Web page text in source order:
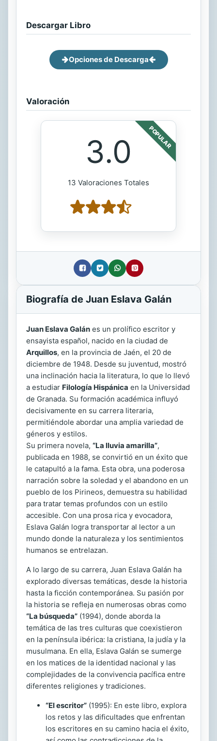
Descargar Libro
Opciones de Descarga
Valoración
POPULAR
3.0
13 Valoraciones Totales
Biografía de Juan Eslava Galán
Juan Eslava Galán es un prolífico escritor y
ensayista español, nacido en la ciudad de
Arquillos, en la provincia de Jaén, el 20 de
diciembre de 1948. Desde su juventud, mostró
una inclinación hacia la literatura, lo que lo llevó
a estudiar Filología Hispánica en la Universidad
de Granada. Su formación académica influyó
decisivamente en su carrera literaria,
permitiéndole abordar una amplia variedad de
géneros y estilos.
Su primera novela, “La lluvia amarilla”,
publicada en 1988, se convirtió en un éxito que
le catapultó a la fama. Esta obra, una poderosa
narración sobre la soledad y el abandono en un
pueblo de los Pirineos, demuestra su habilidad
para tratar temas profundos con un estilo
accesible. Con una prosa rica y evocadora,
Eslava Galán logra transportar al lector a un
mundo donde la naturaleza y los sentimientos
humanos se entrelazan.
A lo largo de su carrera, Juan Eslava Galán ha
explorado diversas temáticas, desde la historia
hasta la ficción contemporánea. Su pasión por
la historia se refleja en numerosas obras como
“La búsqueda” (1994), donde aborda la
temática de las tres culturas que coexistieron
en la península ibérica: la cristiana, la judía y la
musulmana. En ella, Eslava Galán se sumerge
en los matices de la identidad nacional y las
complejidades de la convivencia pacífica entre
diferentes religiones y tradiciones.
“El escritor” (1995): En este libro, explora
los retos y las dificultades que enfrentan
los escritores en su camino hacia el éxito,